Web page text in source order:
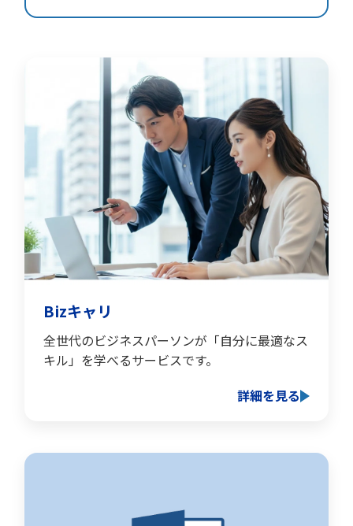
Bizキャリ
全世代のビジネスパーソンが「自分に最適なス
キル」を学べるサービスです。
詳細を見る